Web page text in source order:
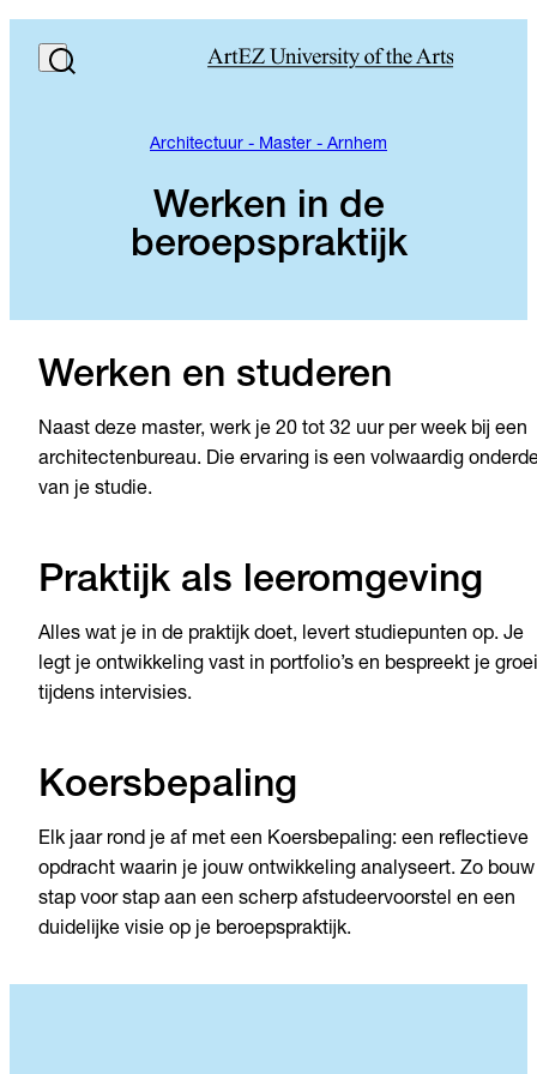
Architectuur - Master - Arnhem
Werken in de
beroepspraktijk
Werken en studeren
Naast deze master, werk je 20 tot 32 uur per week bij een
architectenbureau. Die ervaring is een volwaardig
van je studie.
Praktijk als leeromgeving
Alles wat je in de praktijk doet, levert studiepunten op. Je
legt je ontwikkeling vast in portfolio’s en bespreekt je groei
tijdens intervisies.
Koersbepaling
Elk jaar rond je af met een Koersbepaling: een reflectieve
opdracht waarin je jouw ontwikkeling analyseert. Zo
stap voor stap aan een scherp afstudeervoorstel en een
duidelijke visie op je beroepspraktijk.